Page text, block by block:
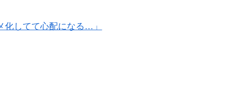
化してて心配になる…」